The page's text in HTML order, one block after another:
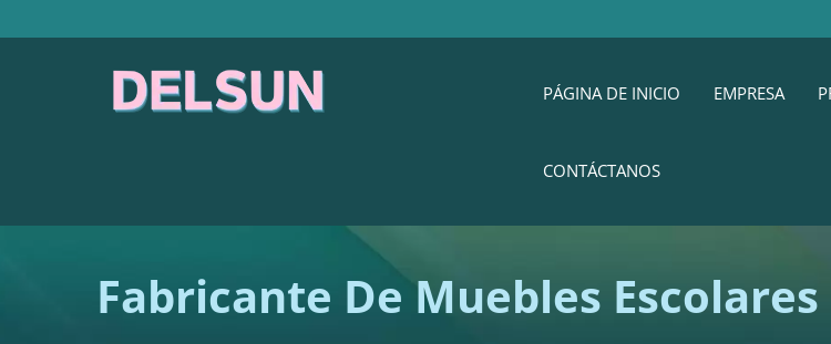
PÁGINA DE INICIO EMPRESA
CONTÁCTANOS
Fabricante De Muebles